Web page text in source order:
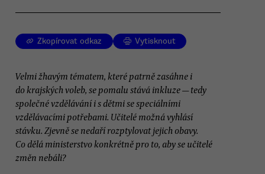
Zkopírovat odkaz Vytisknout
Velmi žhavým tématem, které patrně zasáhne i
do krajských voleb, se pomalu stává inkluze — tedy
společné vzdělávání i s dětmi se speciálními
vzdělávacími potřebami. Učitelé možná vyhlásí
stávku. Zjevně se nedaří rozptylovat jejich obavy.
Co dělá ministerstvo konkrétně pro to, aby se učitelé
změn nebáli?